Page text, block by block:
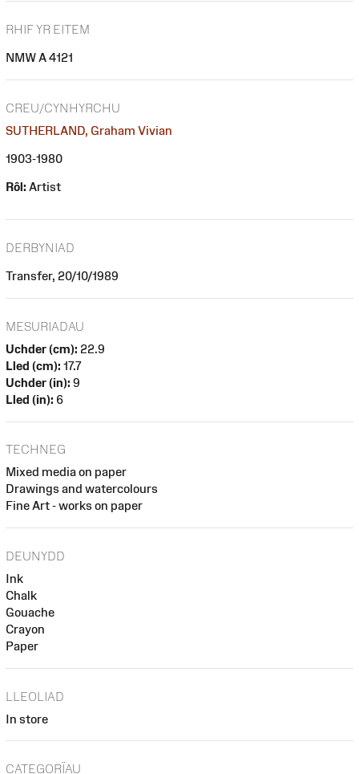
RHIF YR EITEM
NMW A 4121
CREU/CYNHYRCHU
SUTHERLAND, Graham Vivian
1903-1980
Rôl: Artist
DERBYNIAD
Transfer, 20/10/1989
MESURIADAU
Uchder (cm): 22.9
Lled (cm): 17.7
Uchder (in): 9
Lled (in): 6
TECHNEG
Mixed media on paper
Drawings and watercolours
Fine Art - works on paper
DEUNYDD
Ink
Chalk
Gouache
Crayon
Paper
LLEOLIAD
In store
CATEGORÏAU